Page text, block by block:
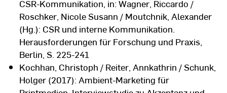
CSR-Kommunikation, in: Wagner, Riccardo /
Roschker, Nicole Susann / Moutchnik, Alexander
(Hg.): CSR und interne Kommunikation.
Herausforderungen für Forschung und Praxis,
Berlin, S. 225-241
Kochhan, Christoph / Reiter, Annkathrin / Schunk,
Holger (2017): Ambient-Marketing für